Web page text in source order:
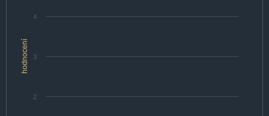
hodnocení
2
3
4